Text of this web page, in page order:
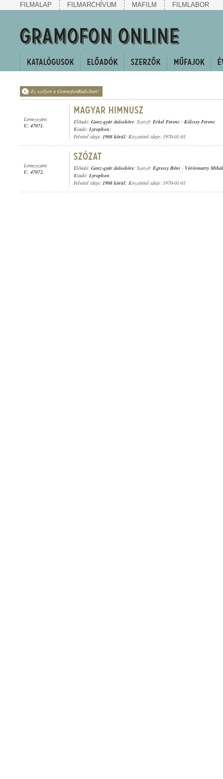
FILMALAP FILMARCHÍVUM MAFILM FILMLABOR
Ez szóljon a GramofonRádióban!
Lemezszám:
U. 47071.
Előadó: Ganz-gyár dalosköre; Szerző: Erkel Ferenc - Kölcsey Ferenc
Kiadó: Lyrophon;
Felvétel ideje: 1908 körül; Közzététel ideje: 1970-01-01
Lemezszám:
U. 47072.
Előadó: Ganz-gyár dalosköre; Szerző: Egressy Béni - Vörösmarty
Kiadó: Lyrophon;
Felvétel ideje: 1908 körül; Közzététel ideje: 1970-01-01